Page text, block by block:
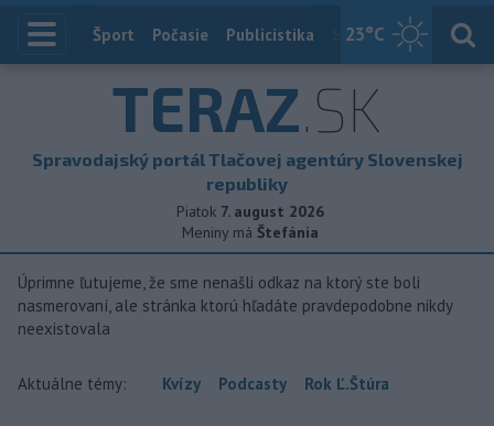
23°C
Index
Šport Počasie Publicistika Slovensko
TERAZ.SK
Spravodajský portál Tlačovej agentúry Slovenskej
republiky
Piatok 7. august 2026
Meniny má Štefánia
Úprimne ľutujeme, že sme nenašli odkaz na ktorý ste boli
nasmerovaní, ale stránka ktorú hľadáte pravdepodobne nikdy
neexistovala
Aktuálne témy: Kvízy Podcasty Rok Ľ.Štúra